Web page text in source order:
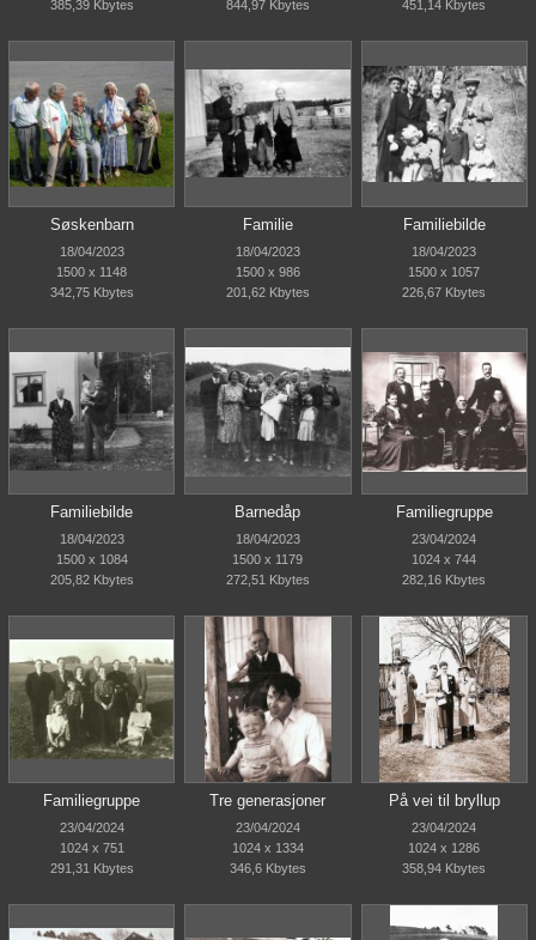
385,39 Kbytes 844,97 Kbytes 451,14 Kbytes
Søskenbarn
18/04/2023
1500 x 1148
342,75 Kbytes
Familie
18/04/2023
1500 x 986
201,62 Kbytes
Familiebilde
18/04/2023
1500 x 1057
226,67 Kbytes
Familiebilde
18/04/2023
1500 x 1084
205,82 Kbytes
Barnedåp
18/04/2023
1500 x 1179
272,51 Kbytes
Familiegruppe
23/04/2024
1024 x 744
282,16 Kbytes
Familiegruppe
23/04/2024
1024 x 751
291,31 Kbytes
Tre generasjoner
23/04/2024
1024 x 1334
346,6 Kbytes
På vei til bryllup
23/04/2024
1024 x 1286
358,94 Kbytes